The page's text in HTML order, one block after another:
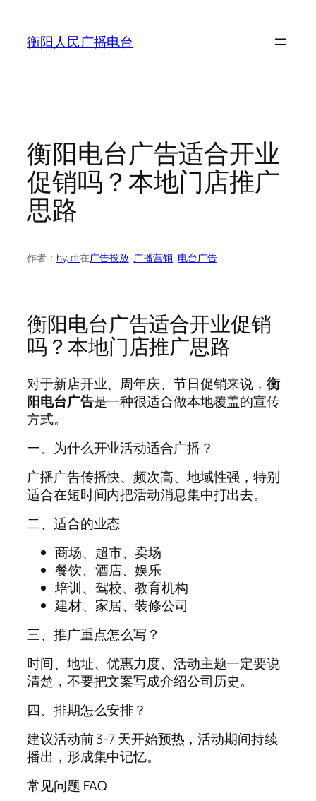
衡阳人民广播电台
衡阳电台广告适合开业
促销吗？本地门店推广
思路
作者： hy, dt在广告投放, 广播营销, 电台广告
衡阳电台广告适合开业促销
吗？本地门店推广思路
对于新店开业、周年庆、节日促销来说，衡
阳电台广告是一种很适合做本地覆盖的宣传
方式。
一、为什么开业活动适合广播？
广播广告传播快、频次高、地域性强，特别
适合在短时间内把活动消息集中打出去。
二、适合的业态
商场、超市、卖场
餐饮、酒店、娱乐
培训、驾校、教育机构
建材、家居、装修公司
三、推广重点怎么写？
时间、地址、优惠力度、活动主题一定要说
清楚，不要把文案写成介绍公司历史。
四、排期怎么安排？
建议活动前 3-7 天开始预热，活动期间持续
播出，形成集中记忆。
常见问题 FAQ